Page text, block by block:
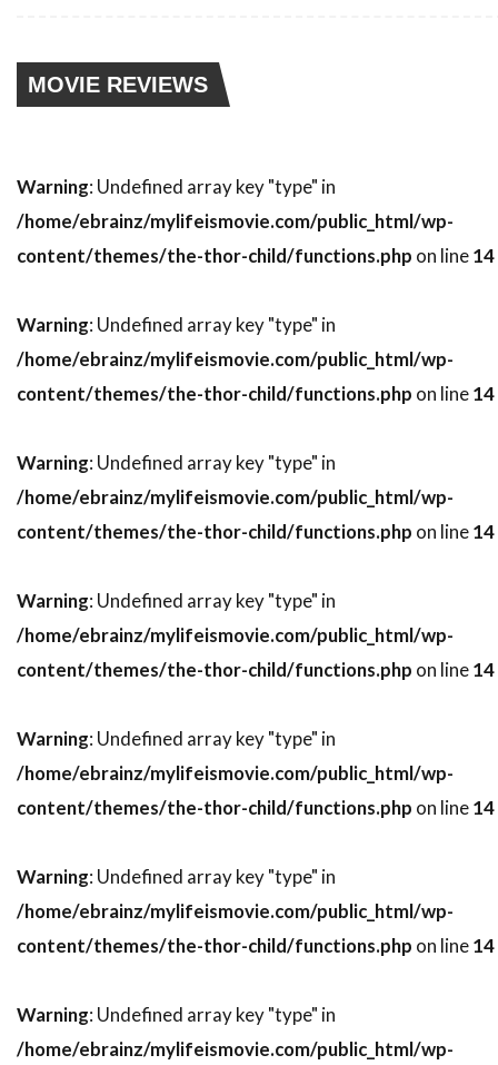
スティーブン・トンプキンソン
スティーブン・フォード
スティーブン・ライト
スティーブ・アボット
スティーブ・アンティン
スティーブ・クロッパー
スティーブ・ビズリー
スティーヴン・B・ポスター
スティーヴン・E・リフキン
スティーヴン・M・カッツ
スティーヴン・キング
スティーヴン・グレアム
スティーヴン・ザイリアン
スティーヴン・シフ
スティーヴン・シュナイダー
スティーヴン・スピルバーグ
スティーヴン・トボロウスキー
スティーヴン・トラスク
スティーヴン・ハーフ
スティーヴン・バーコフ
スティーヴン・プリンス
スティーヴン・ボールドウィン
スティーヴン・ミリオン
スティーヴン・メイザー
MOVIE REVIEWS
Warning: Undefined array key "type" in
/home/ebrainz/mylifeismovie.com/public_html/wp-
content/themes/the-thor-child/functions.php on line14
Warning: Undefined array key "type" in
/home/ebrainz/mylifeismovie.com/public_html/wp-
content/themes/the-thor-child/functions.php on line14
Warning: Undefined array key "type" in
/home/ebrainz/mylifeismovie.com/public_html/wp-
content/themes/the-thor-child/functions.php on line14
Warning: Undefined array key "type" in
/home/ebrainz/mylifeismovie.com/public_html/wp-
content/themes/the-thor-child/functions.php on line14
Warning: Undefined array key "type" in
/home/ebrainz/mylifeismovie.com/public_html/wp-
content/themes/the-thor-child/functions.php on line14
Warning: Undefined array key "type" in
/home/ebrainz/mylifeismovie.com/public_html/wp-
content/themes/the-thor-child/functions.php on line14
Warning: Undefined array key "type" in
/home/ebrainz/mylifeismovie.com/public_html/wp-